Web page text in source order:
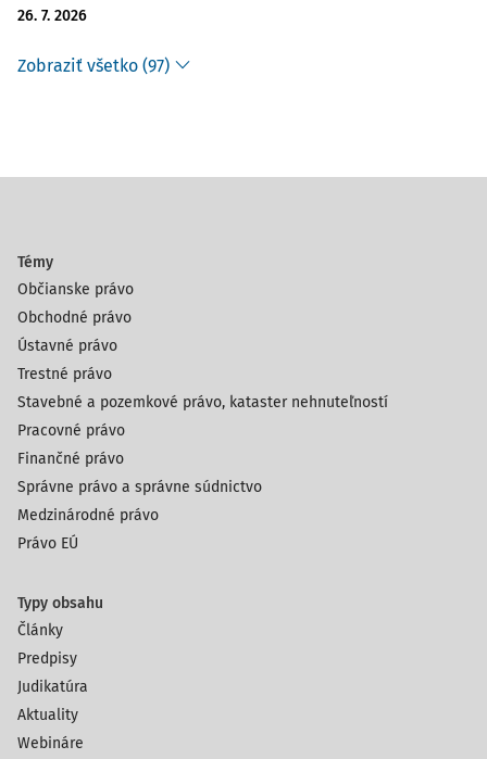
26. 7. 2026
Zobraziť všetko (97)
Témy
Občianske právo
Obchodné právo
Ústavné právo
Trestné právo
Stavebné a pozemkové právo, kataster nehnuteľností
Pracovné právo
Finančné právo
Správne právo a správne súdnictvo
Medzinárodné právo
Právo EÚ
Typy obsahu
Články
Predpisy
Judikatúra
Aktuality
Webináre